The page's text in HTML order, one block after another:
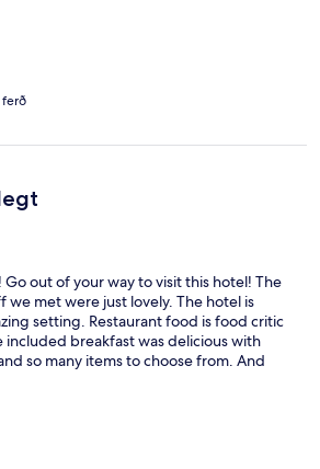
out of your way to visit this hotel! The
we met were just lovely. The hotel is
setting. Restaurant food is food critic
breakfast was delicious with
so many items to choose from. And